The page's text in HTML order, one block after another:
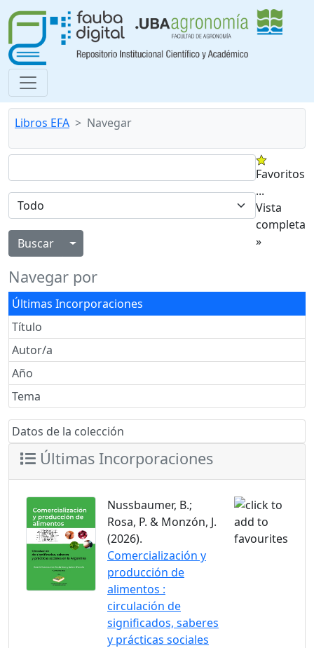
Libros EFA Navegar
Alternar menú desplegable
Favoritos
...
Vista
completa
»
Navegar por
Últimas Incorporaciones
Título
Autor/a
Año
Tema
Datos de la colección
Últimas Incorporaciones
Nussbaumer, B.;
Rosa, P. & Monzón, J.
(2026).
Comercialización y
producción de
alimentos :
circulación de
significados, saberes
y prácticas sociales